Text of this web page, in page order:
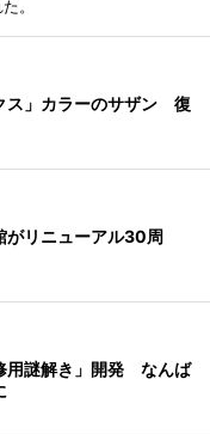
。
ス」カラーのサザン 復
がリニューアル30周
用謎解き」開発 なんば